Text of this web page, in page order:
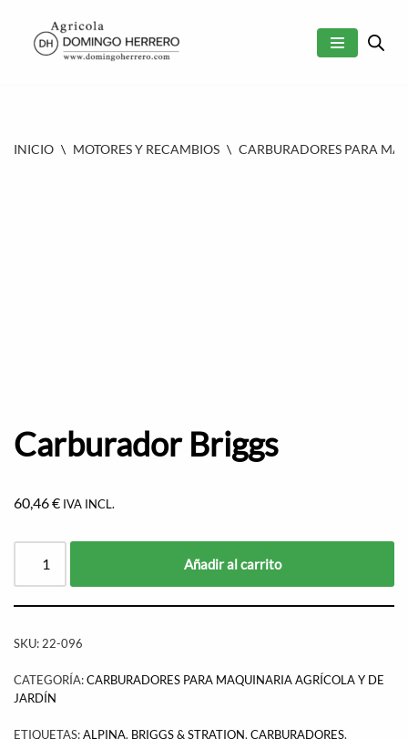
SALTAR
INICIO \ MOTORES Y RECAMBIOS \ CARBURADORES PARA
Carburador Briggs
60,46€ IVA INCL.
Añadir al carrito
SKU: 22-096
CATEGORÍA:CARBURADORES PARA MAQUINARIA AGRÍCOLA Y DE
JARDÍN
ETIQUETAS:ALPINA, BRIGGS & STRATION, CARBURADORES,